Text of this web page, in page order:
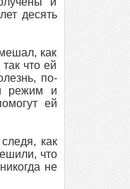
десять
как
что ей
по-
режим и
ей
как
что
не